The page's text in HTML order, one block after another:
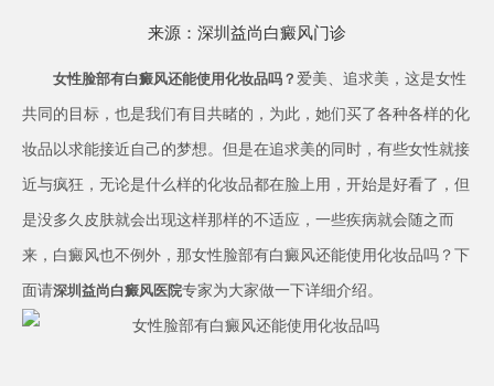
来源： 深圳益尚白癜风门诊
女性脸部有白癜风还能使用化妆品吗？ 爱美、追求美，这是女性
共同的目标，也是我们有目共睹的，为此，她们买了各种各样的化
妆品以求能接近自己的梦想。但是在追求美的同时，有些女性就接
近与疯狂，无论是什么样的化妆品都在脸上用，开始是好看了，但
是没多久皮肤就会出现这样那样的不适应，一些疾病就会随之而
来，白癜风也不例外，那女性脸部有白癜风还能使用化妆品吗？下
面请深圳益尚白癜风医院专家为大家做一下详细介绍。